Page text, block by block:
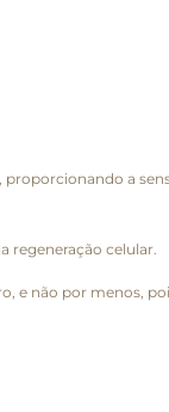
a
regeneração celular.
e não por menos,